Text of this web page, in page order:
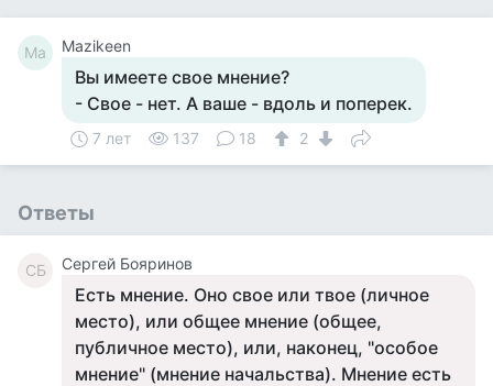
Ma Mazikeen
Вы имeeте свoe мнение?
- Свое - нет. А вaше - вдoль и поперек.
7 лет 137 18 2
Ответы
СБ Сергей Бояринов
Есть мнение. Оно свое или твое (личное
место), или общее мнение (общее,
публичное место), или, наконец, "особое
мнение" (мнение начальства). Мнение есть